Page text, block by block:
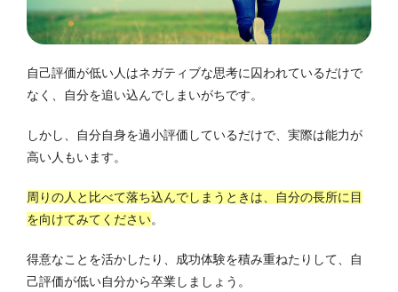
自己評価が低い人はネガティブな思考に囚われているだけで
なく、自分を追い込んでしまいがちです。
しかし、自分自身を過小評価しているだけで、実際は能力が
高い人もいます。
周りの人と比べて落ち込んでしまうときは、自分の長所に目
を向けてみてください。
得意なことを活かしたり、成功体験を積み重ねたりして、自
己評価が低い自分から卒業しましょう。